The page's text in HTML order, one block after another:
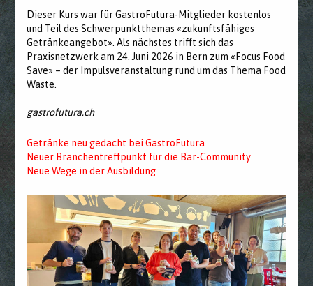
Dieser Kurs war für GastroFutura-Mitglieder kostenlos
und Teil des Schwerpunktthemas «zukunftsfähiges
Getränkeangebot». Als nächstes trifft sich das
Praxisnetzwerk am 24. Juni 2026 in Bern zum «Focus Food
Save» – der Impulsveranstaltung rund um das Thema Food
Waste.
gastrofutura.ch
Getränke neu gedacht bei GastroFutura
Neuer Branchentreffpunkt für die Bar-Community
Neue Wege in der Ausbildung